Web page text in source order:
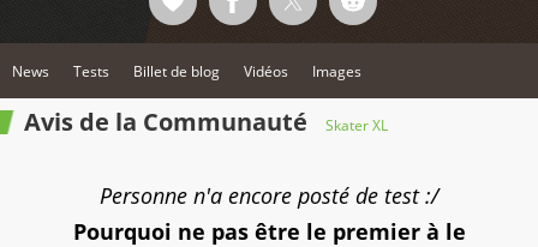
News Tests Billet de blog Vidéos Images
Avis de la Communauté Skater XL
Personne n'a encore posté de test :/
Pourquoi ne pas être le premier à le